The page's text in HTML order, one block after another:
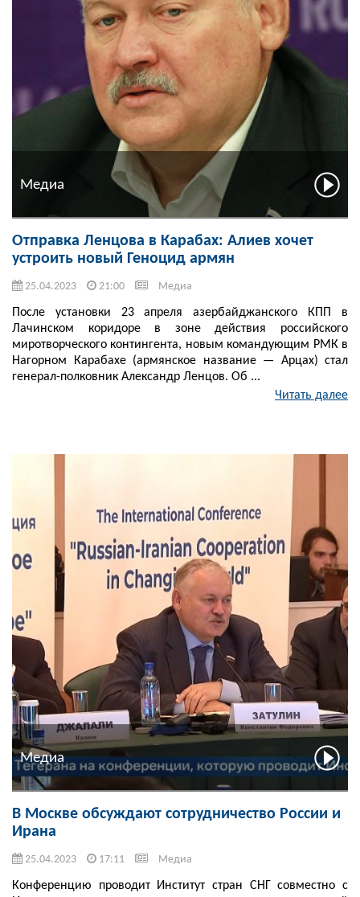
Медиа
Отправка Ленцова в Карабах: Алиев хочет
устроить новый Геноцид армян
25.04.2023 21:00 Медиа
После установки 23 апреля азербайджанского КПП в
Лачинском коридоре в зоне действия российского
миротворческого контингента, новым командующим РМК в
Нагорном Карабахе (армянское название — Арцах) стал
генерал-полковник Александр Ленцов. Об ...
Читать далее
Медиа
В Москве обсуждают сотрудничество России и
Ирана
25.04.2023 17:11 Медиа
Конференцию проводит Институт стран СНГ совместно с